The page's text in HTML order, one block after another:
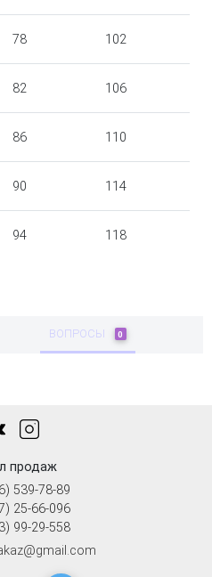
78 102
82 106
86 110
90 114
94 118
ВОПРОСЫ 0
продаж
539-78-89
25-66-096
99-29-558